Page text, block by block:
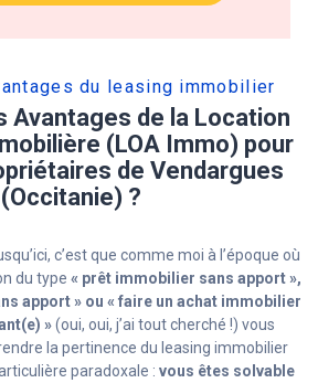
du leasing immobilier​
Avantages de la Location
(LOA Immo) pour
de Vendargues
(Occitanie) ?
c’est que comme moi à l’époque où
du type « prêt immobilier sans apport »,
apport » ou « faire un achat immobilier
»(oui, oui, j’ai tout cherché !) vous
la pertinence du leasing immobilier
paradoxale : vous êtes solvable